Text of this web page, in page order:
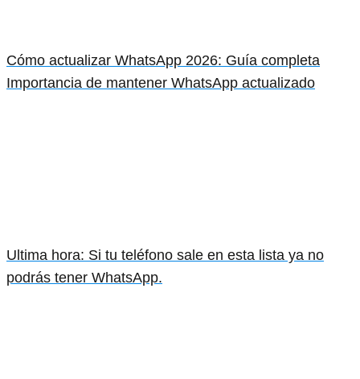
Cómo actualizar WhatsApp 2026: Guía completa
Importancia de mantener WhatsApp actualizado
Ultima hora: Si tu teléfono sale en esta lista ya no
podrás tener WhatsApp.